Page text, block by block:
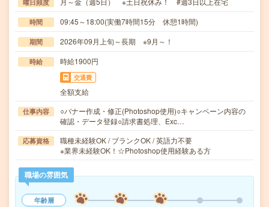
曜日頻度
時間 09:45～18:00(実働7時間15分 休憩1時間)
期間 2026年09月上旬～長期 ※9月～！
時給 時給1900円
交通費
全額支給
仕事内容
○バナー作成・修正(Photoshop使用)○キャンペーン内容の
確認・データ登録○請求書処理、Exc…
応募資格
職種未経験OK / ブランクOK / 英語力不要
※業界未経験OK！☆Photoshop使用経験ある方
職場の雰囲気
年齢層